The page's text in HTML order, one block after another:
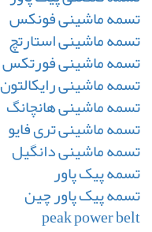
تسمه ماشینی فونکس
تسمه ماشینی استارتچ
تسمه ماشینی فورتکس
تسمه ماشینی رایکالتون
تسمه ماشینی هانچانگ
تسمه ماشینی تری فایو
تسمه ماشینی دانگیل
تسمه پیک پاور
تسمه پیک پاور چین
peak power belt